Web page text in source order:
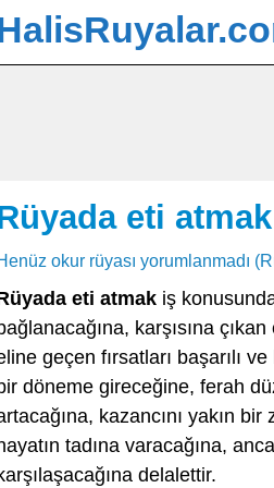
eti atmak
okur rüyası yorumlanmadı
eti atmak iş
karşısına
geçen fırsatları başarılı
döneme gireceğine, ferah
kazancını yakın
tadına varacağına,
delalettir.